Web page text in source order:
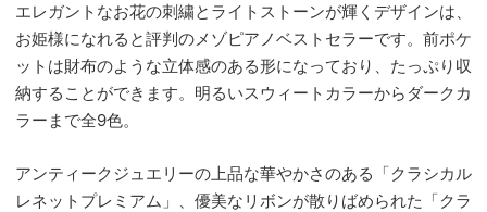
エレガントなお花の刺繍とライトストーンが輝くデザインは、
お姫様になれると評判のメゾピアノベストセラーです。前ポケ
ットは財布のような立体感のある形になっており、たっぷり収
納することができます。明るいスウィートカラーからダークカ
ラーまで全9色。
アンティークジュエリーの上品な華やかさのある「クラシカル
レネットプレミアム」、優美なリボンが散りばめられた「クラ